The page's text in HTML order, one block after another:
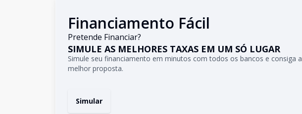
Financiamento Fácil
Pretende Financiar?
SIMULE AS MELHORES TAXAS EM UM SÓ LUGAR
Simule seu financiamento em minutos com todos os bancos e consiga a
melhor proposta.
Simular